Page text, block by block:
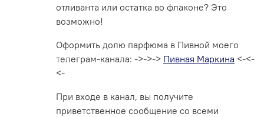
отливанта или остатка во флаконе? Это
возможно!
Оформить долю парфюма в Пивной моего
телеграм-канала: ->->-> Пивная Маркина <-<-
<-
При входе в канал, вы получите
приветственное сообщение со всеми